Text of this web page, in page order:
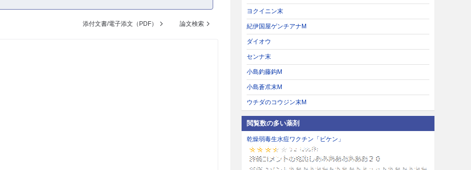
添付文書/電子添文（PDF） 論文検索
ヨクイニン末
紀伊国屋ゲンチアナM
ダイオウ
センナ末
小島釣藤鈎M
小島蒼朮末M
ウチダのコウジン末M
閲覧数の多い薬剤
乾燥弱毒生水痘ワクチン「ビケン」